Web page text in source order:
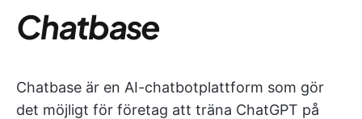
Chatbase
Chatbase är en AI-chatbotplattform som gör
det möjligt för företag att träna ChatGPT på